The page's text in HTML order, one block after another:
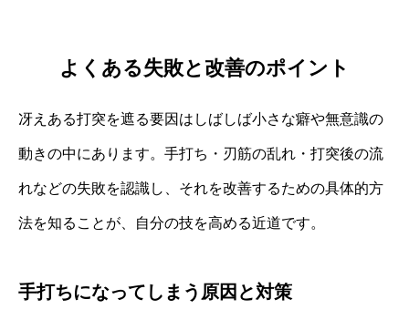
よくある失敗と改善のポイント
冴えある打突を遮る要因はしばしば小さな癖や無意識の
動きの中にあります。手打ち・刃筋の乱れ・打突後の流
れなどの失敗を認識し、それを改善するための具体的方
法を知ることが、自分の技を高める近道です。
手打ちになってしまう原因と対策